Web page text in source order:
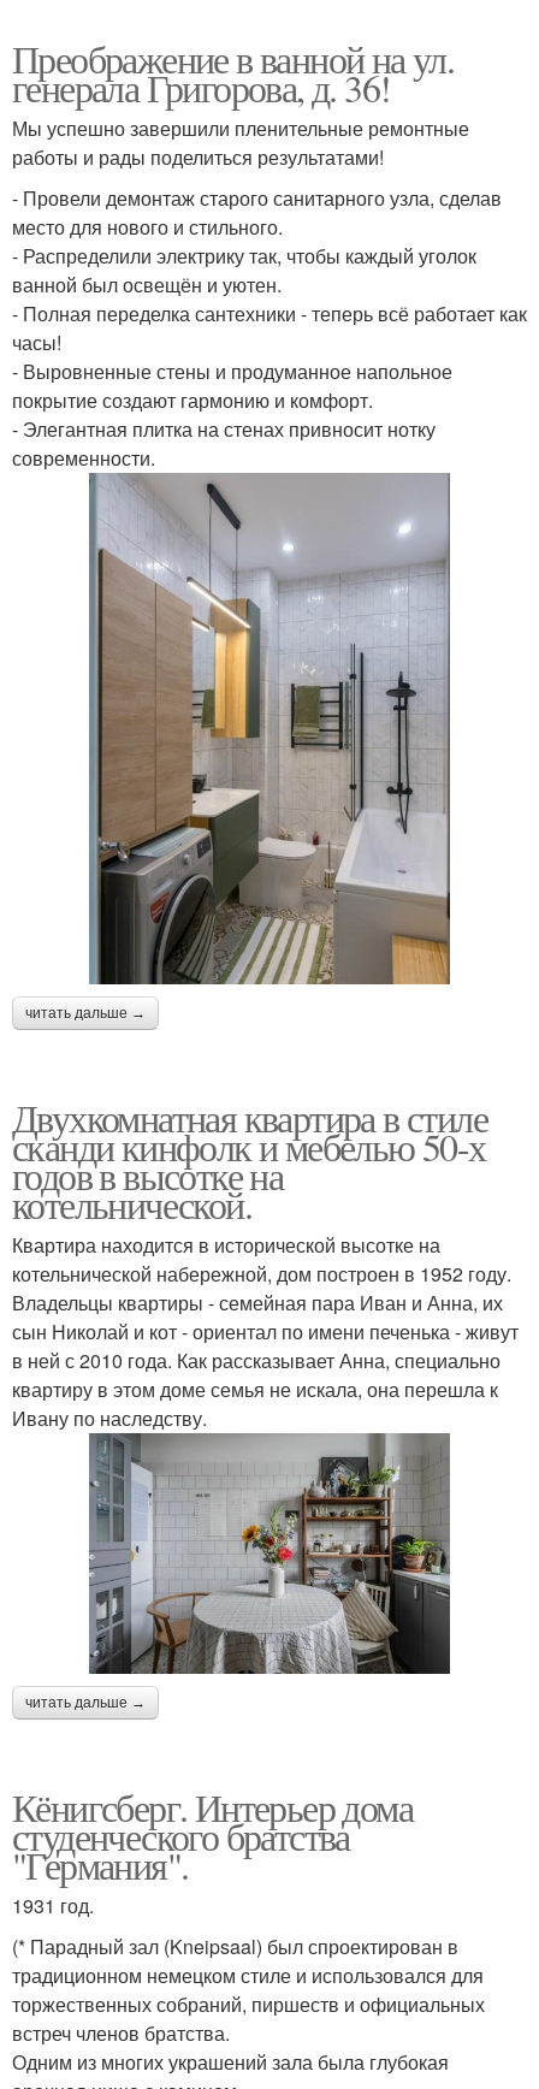
Преображение в ванной на ул.
генерала Григорова, д. 36!
Мы успешно завершили пленительные ремонтные
работы и рады поделиться результатами!
- Провели демонтаж старого санитарного узла, сделав
место для нового и стильного.
- Распределили электрику так, чтобы каждый уголок
ванной был освещён и уютен.
- Полная переделка сантехники - теперь всё работает как
часы!
- Выровненные стены и продуманное напольное
покрытие создают гармонию и комфорт.
- Элегантная плитка на стенах привносит нотку
современности.
читать дальше →
Двухкомнатная квартира в стиле
сканди кинфолк и мебелью 50-х
годов в высотке на
котельнической.
Квартира находится в исторической высотке на
котельнической набережной, дом построен в 1952 году.
Владельцы квартиры - семейная пара Иван и Анна, их
сын Николай и кот - ориентал по имени печенька - живут
в ней с 2010 года. Как рассказывает Анна, специально
квартиру в этом доме семья не искала, она перешла к
Ивану по наследству.
читать дальше →
Кёнигсберг. Интерьер дома
студенческого братства
"Германия".
1931 год.
(* Парадный зал (Kneipsaal) был спроектирован в
традиционном немецком стиле и использовался для
торжественных собраний, пиршеств и официальных
встреч членов братства.
Одним из многих украшений зала была глубокая